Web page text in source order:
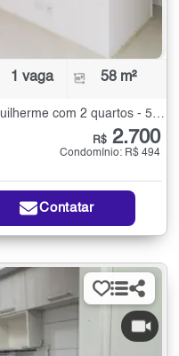
1 vaga 58 m²
R$ 2.700
Condomínio: R$ 494
Contatar